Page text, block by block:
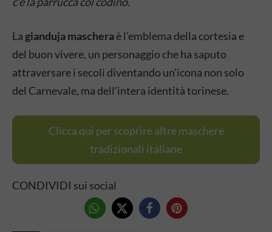
La gianduja mascheraè l’emblema della cortesia e
del buon vivere, un personaggio che ha saputo
attraversare i secoli diventando un’icona non solo
del Carnevale, ma dell’intera identità torinese.
Clicca qui per scoprire altre maschere
tradizionali italiane
CONDIVIDI sui social